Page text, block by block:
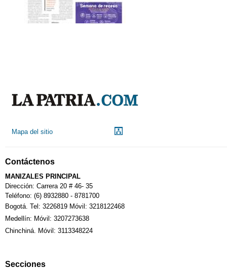
Mapa del sitio
Contáctenos
MANIZALES PRINCIPAL
Dirección: Carrera 20 # 46- 35
Teléfono: (6) 8932880 - 8781700
Bogotá. Tel: 3226819 Móvil: 3218122468
Medellín: Móvil: 3207273638
Chinchiná. Móvil: 3113348224
Secciones